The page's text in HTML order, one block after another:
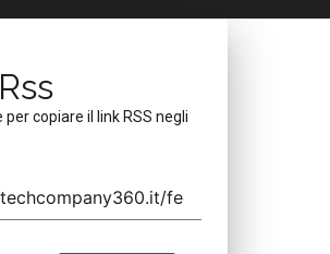
copiare il link RSS negli